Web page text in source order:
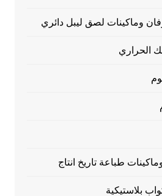
وماكينات لصق ليبل دائري
الحراري
طباعة تاريخ انتاج
بلاستيكية